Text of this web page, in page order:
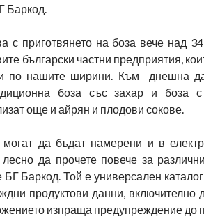
Баркод.
приготвянето на боза вече над
български частни предприятия,
по нашите ширини. Към днешна
боза със захар и боза с
още и айрян и плодови сокове.
да бъдат намерени и в
да прочете повече за
Баркод. Той е универсален каталог
продуктови данни, включително
изпраща предупреждение до